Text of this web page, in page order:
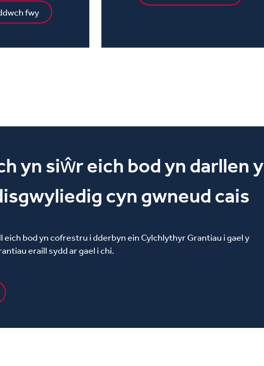
fwy
yn siŵr eich bod yn darllen y
cyn gwneud cais
eich bod yn cofrestru i dderbyn ein Cylchlythyr Grantiau i gael y
eraill sydd ar gael i chi.